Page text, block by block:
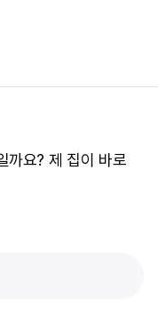
까요? 제 집이 바로